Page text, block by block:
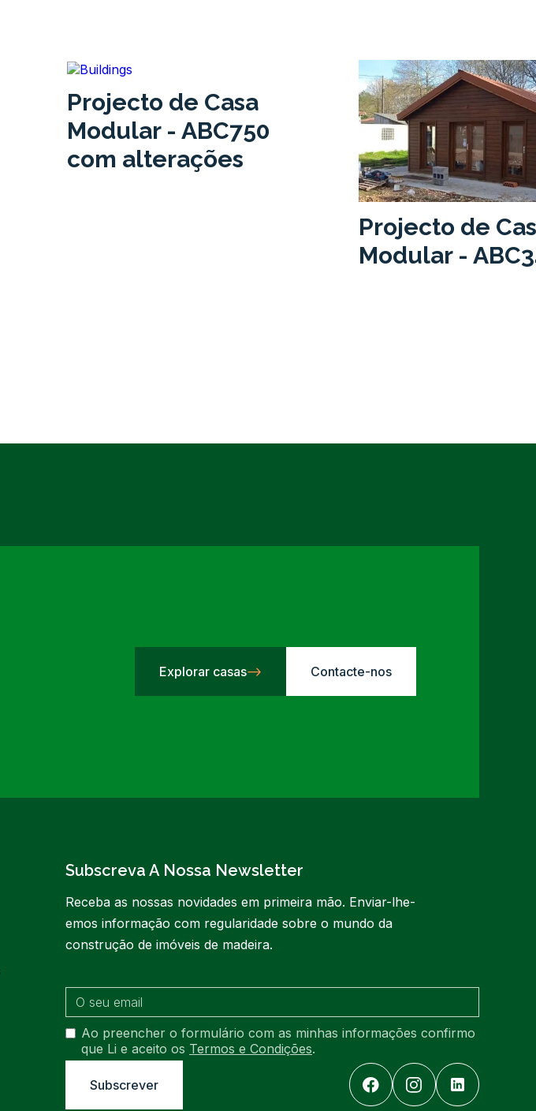
Projecto de Casa
Modular - ABC750
com alterações
Projecto de
Modular -
Explorar casas Contacte-nos
Subscreva A Nossa Newsletter
Receba as nossas novidades em primeira mão. Enviar-lhe-
emos informação com regularidade sobre o mundo da
construção de imóveis de madeira.
Ao preencher o formulário com as minhas informações confirmo
que Li e aceito os Termos e Condições.